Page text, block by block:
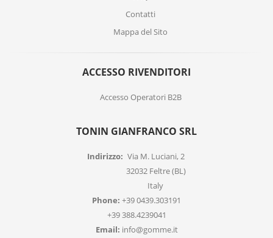
Contatti
Mappa del Sito
ACCESSO RIVENDITORI
Accesso Operatori B2B
TONIN GIANFRANCO SRL
Indirizzo: Via M. Luciani, 2
32032 Feltre (BL)
Italy
Phone: +39 0439.303191
+39 388.4239041
Email: info@gomme.it